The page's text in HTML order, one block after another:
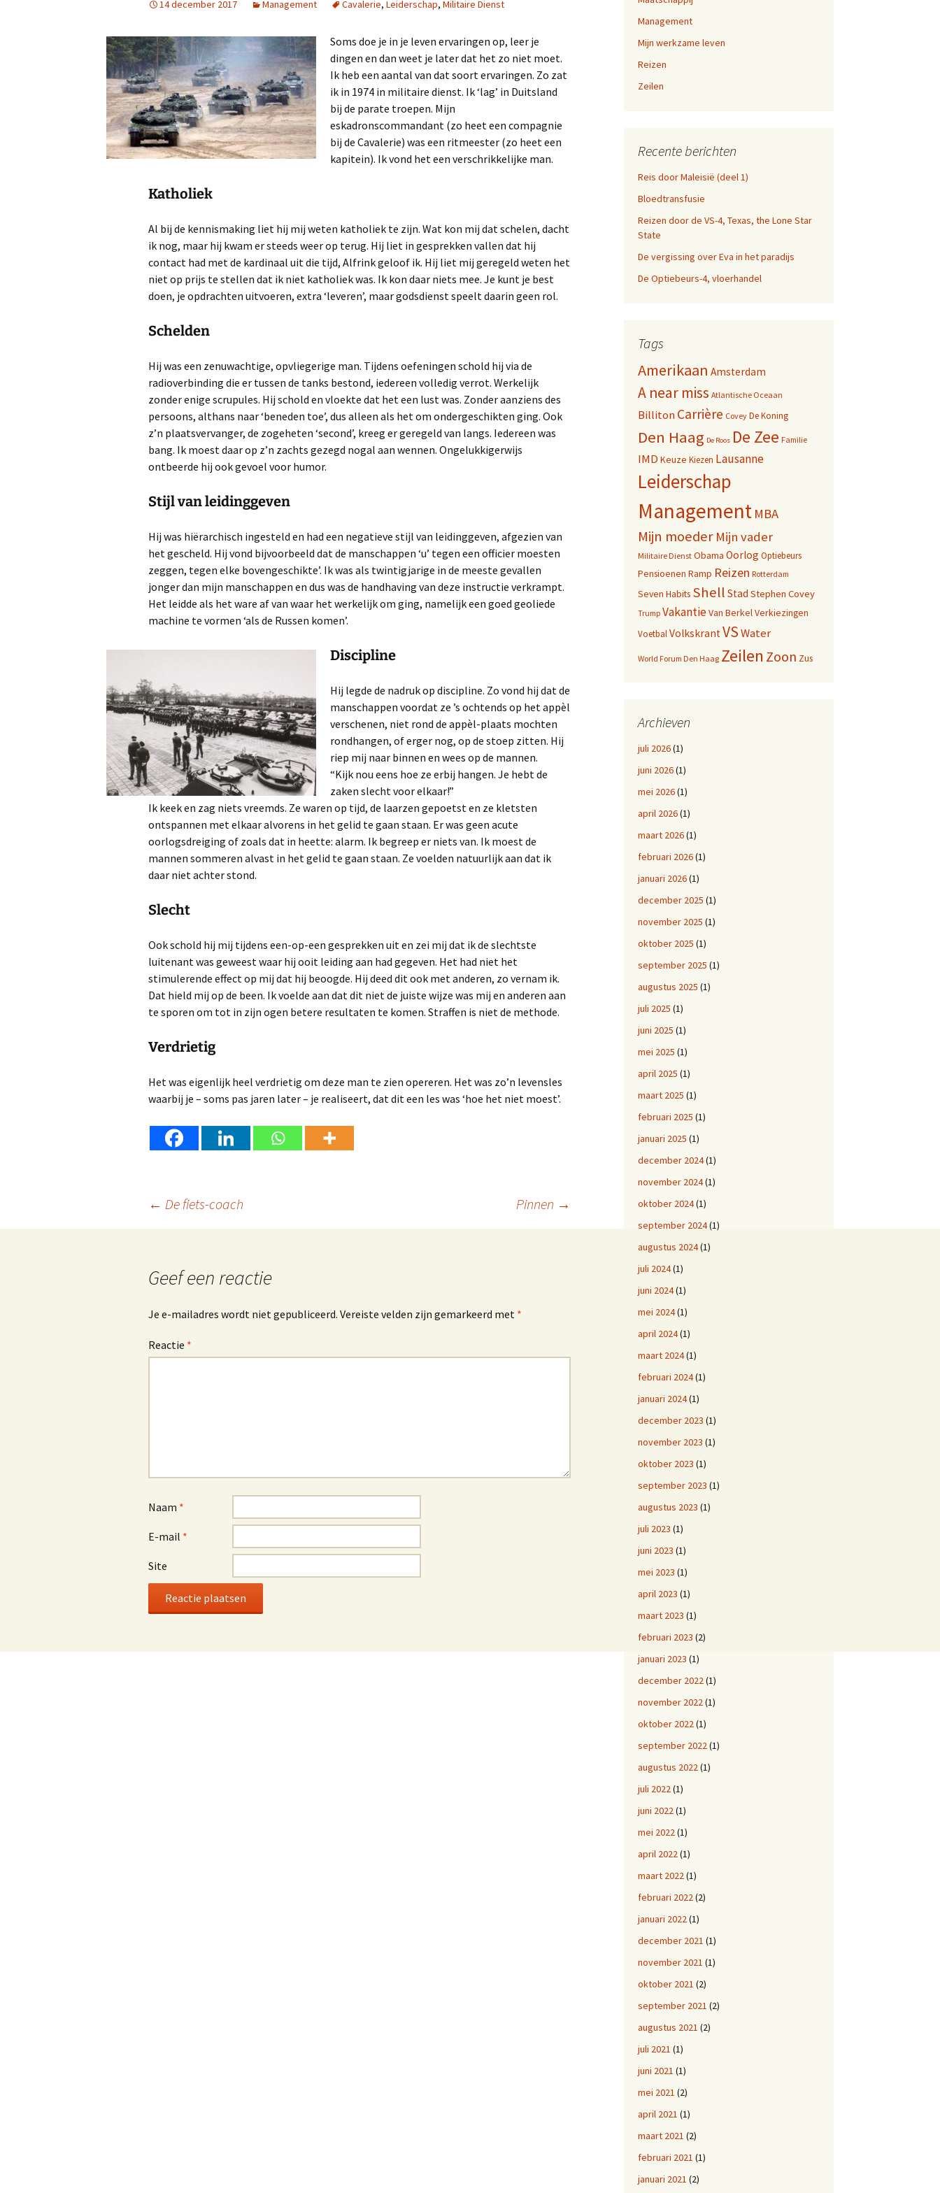
A near miss, verhalen 9,
10 en 11
A near miss, verhalen 5, 6,
7 en 8
A Near Miss, verhalen 1,
2, 3 en 4
Opa-dag
Mijn websites
14 december 2017 Management Cavalerie, Leiderschap, Militaire Dienst
Soms doe je in je leven ervaringen op, leer je
dingen en dan weet je later dat het zo niet moet.
Ik heb een aantal van dat soort ervaringen. Zo zat
ik in 1974 in militaire dienst. Ik ‘lag’ in Duitsland
bij de parate troepen. Mijn
eskadronscommandant (zo heet een compagnie
bij de Cavalerie) was een ritmeester (zo heet een
kapitein). Ik vond het een verschrikkelijke man.
Katholiek
Al bij de kennismaking liet hij mij weten katholiek te zijn. Wat kon mij dat schelen, dacht
ik nog, maar hij kwam er steeds weer op terug. Hij liet in gesprekken vallen dat hij
contact had met de kardinaal uit die tijd, Alfrink geloof ik. Hij liet mij geregeld weten het
niet op prijs te stellen dat ik niet katholiek was. Ik kon daar niets mee. Je kunt je best
doen, je opdrachten uitvoeren, extra ‘leveren’, maar godsdienst speelt daarin geen rol.
Schelden
Hij was een zenuwachtige, opvliegerige man. Tijdens oefeningen schold hij via de
radioverbinding die er tussen de tanks bestond, iedereen volledig verrot. Werkelijk
zonder enige scrupules. Hij schold en vloekte dat het een lust was. Zonder aanziens des
persoons, althans naar ‘beneden toe’, dus alleen als het om ondergeschikten ging. Ook
z’n plaatsvervanger, de zogeheten ‘second’, kreeg er geregeld van langs. Iedereen was
bang. Ik moest daar op z’n zachts gezegd nogal aan wennen. Ongelukkigerwijs
ontbeerde hij ook gevoel voor humor.
Stijl van leidinggeven
Hij was hiërarchisch ingesteld en had een negatieve stijl van leidinggeven, afgezien van
het gescheld. Hij vond bijvoorbeeld dat de manschappen ‘u’ tegen een officier moesten
zeggen, tegen elke bovengeschikte’. Ik was als twintigjarige in de meeste gevallen
jonger dan mijn manschappen en dus was de handhaving van deze instructie verkrampt.
Het leidde als het ware af van waar het werkelijk om ging, namelijk een goed geoliede
machine te vormen ‘als de Russen komen’.
Discipline
Hij legde de nadruk op discipline. Zo vond hij dat de
manschappen voordat ze ’s ochtends op het appèl
verschenen, niet rond de appèl-plaats mochten
rondhangen, of erger nog, op de stoep zitten. Hij
riep mij naar binnen en wees op de mannen.
“Kijk nou eens hoe ze erbij hangen. Je hebt de
zaken slecht voor elkaar!”
Ik keek en zag niets vreemds. Ze waren op tijd, de laarzen gepoetst en ze kletsten
ontspannen met elkaar alvorens in het gelid te gaan staan. Er was geen acute
oorlogsdreiging of zoals dat in heette: alarm. Ik begreep er niets van. Ik moest de
mannen sommeren alvast in het gelid te gaan staan. Ze voelden natuurlijk aan dat ik
daar niet achter stond.
Slecht
Ook schold hij mij tijdens een-op-een gesprekken uit en zei mij dat ik de slechtste
luitenant was geweest waar hij ooit leiding aan had gegeven. Het had niet het
stimulerende effect op mij dat hij beoogde. Hij deed dit ook met anderen, zo vernam ik.
Dat hield mij op de been. Ik voelde aan dat dit niet de juiste wijze was mij en anderen aan
te sporen om tot in zijn ogen betere resultaten te komen. Straffen is niet de methode.
Verdrietig
Het was eigenlijk heel verdrietig om deze man te zien opereren. Het was zo’n levensles
waarbij je – soms pas jaren later – je realiseert, dat dit een les was ‘hoe het niet moest’.
Berichtnavigatie
← De fiets-coach Pinnen →
Geef een reactie
Je e-mailadres wordt niet gepubliceerd. Vereiste velden zijn gemarkeerd met *
Reactie *
Naam *
E-mail *
Site
Management
Mijn werkzame leven
Reizen
Zeilen
Recente berichten
Reis door Maleisië (deel 1)
Bloedtransfusie
Reizen door de VS-4, Texas, the Lone Star
State
De vergissing over Eva in het paradijs
De Optiebeurs-4, vloerhandel
Tags
Amerikaan Amsterdam
A near miss Atlantische Oceaan
BillitonCarrière Covey De Koning
Den Haag De Roos De Zee Familie
IMD Keuze Kiezen Lausanne
Leiderschap
Management MBA
Mijn moeder Mijn vader
Militaire Dienst Obama Oorlog Optiebeurs
Pensioenen Ramp Reizen Rotterdam
Seven Habits Shell Stad Stephen Covey
Trump VakantieVan BerkelVerkiezingen
VoetbalVolkskrantVSWater
World Forum Den Haag Zeilen Zoon Zus
Archieven
juli 2026(1)
juni 2026(1)
mei 2026(1)
april 2026(1)
maart 2026(1)
februari 2026(1)
januari 2026(1)
december 2025 (1)
november 2025 (1)
oktober 2025 (1)
september 2025 (1)
augustus 2025 (1)
juli 2025 (1)
juni 2025 (1)
mei 2025 (1)
april 2025 (1)
maart 2025 (1)
februari 2025 (1)
januari 2025 (1)
december 2024(1)
november 2024(1)
oktober 2024(1)
september 2024(1)
augustus 2024(1)
juli 2024(1)
juni 2024(1)
mei 2024(1)
april 2024(1)
maart 2024(1)
februari 2024(1)
januari 2024(1)
december 2023 (1)
november 2023 (1)
oktober 2023 (1)
september 2023 (1)
augustus 2023 (1)
juli 2023 (1)
juni 2023 (1)
mei 2023 (1)
april 2023 (1)
maart 2023 (1)
februari 2023 (2)
januari 2023 (1)
december 2022(1)
november 2022(1)
oktober 2022(1)
september 2022(1)
augustus 2022(1)
juli 2022(1)
juni 2022(1)
mei 2022(1)
april 2022(1)
maart 2022(1)
februari 2022(2)
januari 2022(1)
december 2021 (1)
november 2021 (1)
oktober 2021 (2)
september 2021 (2)
augustus 2021 (2)
juli 2021 (1)
juni 2021 (1)
mei 2021 (2)
april 2021 (1)
maart 2021 (2)
februari 2021 (1)
januari 2021 (2)